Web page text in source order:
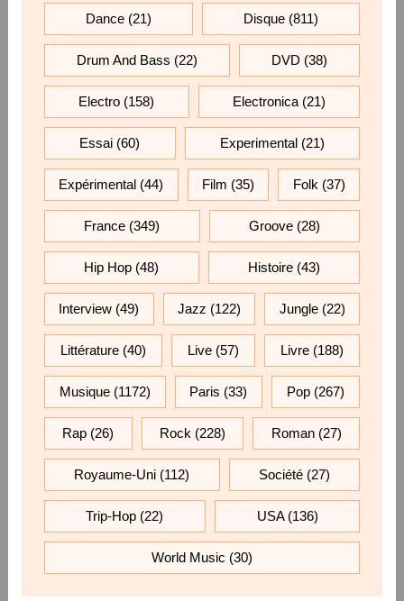
Dance(21) Disque (811)
Drum And Bass (22) DVD (38)
Electro (158) Electronica(21)
Essai (60) Experimental (21)
Expérimental (44) Film (35) Folk(37)
France (349) Groove(28)
Hip Hop (48) Histoire(43)
Interview (49) Jazz (122) Jungle(22)
Littérature(40) Live (57) Livre (188)
Musique(1172) Paris (33) Pop (267)
Rap (26) Rock(228) Roman(27)
Royaume-Uni (112) Société(27)
Trip-Hop (22) USA(136)
World Music (30)